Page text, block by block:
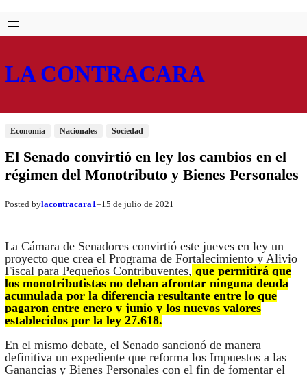
Saltar
al
Skip
to
LA CONTRACARA
Economía Nacionales Sociedad
El Senado convirtió en ley los cambios en el
régimen del Monotributo y Bienes Personales
Posted bylacontracara1–15 de julio de 2021
La Cámara de Senadores convirtió este jueves en ley un
proyecto que crea el Programa de Fortalecimiento y Alivio
Fiscal para Pequeños Contribuyentes, que permitirá que
los monotributistas no deban afrontar ninguna deuda
acumulada por la diferencia resultante entre lo que
pagaron entre enero y junio y los nuevos valores
establecidos por la ley 27.618.
En el mismo debate, el Senado sancionó de manera
definitiva un expediente que reforma los Impuestos a las
Ganancias y Bienes Personales con el fin de fomentar el